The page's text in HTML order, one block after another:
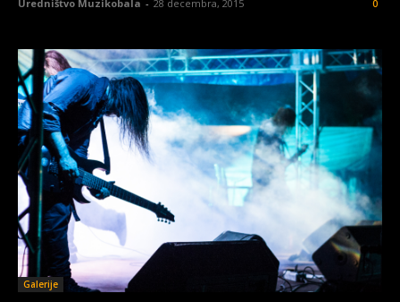
Uredništvo Muzikobala - 28 decembra, 2015 0
Galerije